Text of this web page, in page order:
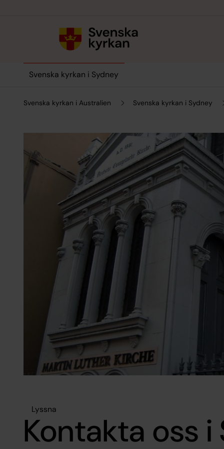
Svenska kyrkan i Sydney
Svenska kyrkan i Australien Svenska kyrkan i Sydney
Lyssna
Kontakta oss i